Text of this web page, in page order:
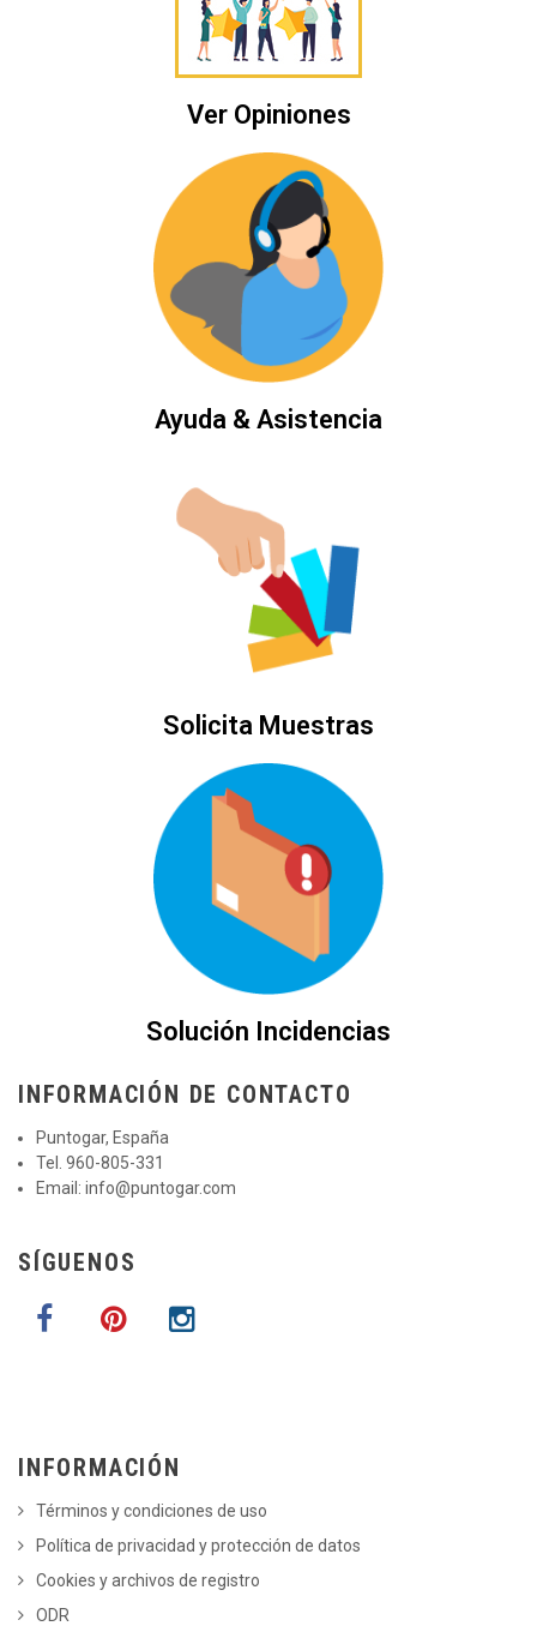
Ver Opiniones
Ayuda & Asistencia
Solicita Muestras
Solución Incidencias
INFORMACIÓN DE CONTACTO
Puntogar, España
Tel. 960-805-331
Email: info@puntogar.com
SÍGUENOS
INFORMACIÓN
Términos y condiciones de uso
Política de privacidad y protección de datos
Cookies y archivos de registro
ODR